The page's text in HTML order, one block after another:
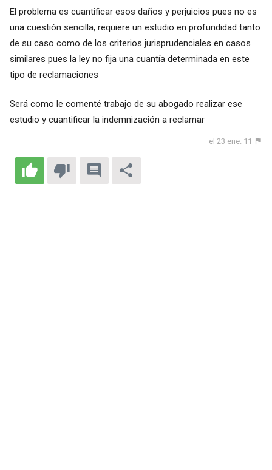
El problema es cuantificar esos daños y perjuicios pues no es
una cuestión sencilla, requiere un estudio en profundidad tanto
de su caso como de los criterios jurisprudenciales en casos
similares pues la ley no fija una cuantía determinada en este
tipo de reclamaciones
Será como le comenté trabajo de su abogado realizar ese
estudio y cuantificar la indemnización a reclamar
el 23 ene. 11